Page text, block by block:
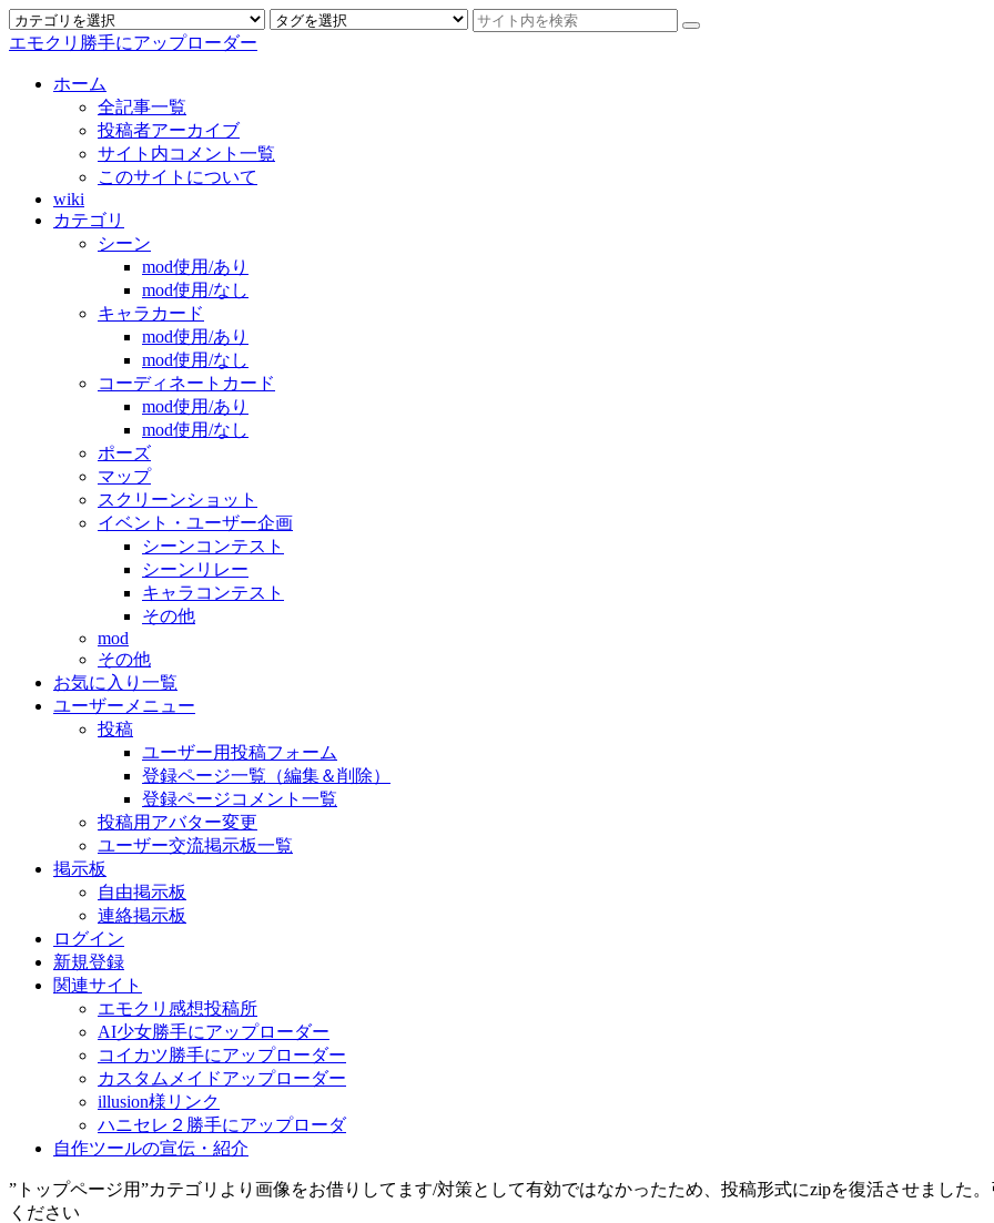
エモクリ勝手にアップローダー
ホーム
全記事一覧
投稿者アーカイブ
サイト内コメント一覧
このサイトについて
wiki
カテゴリ
シーン
mod使用/あり
mod使用/なし
キャラカード
mod使用/あり
mod使用/なし
コーディネートカード
mod使用/あり
mod使用/なし
ポーズ
マップ
スクリーンショット
イベント・ユーザー企画
シーンコンテスト
シーンリレー
キャラコンテスト
その他
mod
その他
お気に入り一覧
ユーザーメニュー
投稿
ユーザー用投稿フォーム
登録ページ一覧（編集＆削除）
登録ページコメント一覧
投稿用アバター変更
ユーザー交流掲示板一覧
掲示板
自由掲示板
連絡掲示板
ログイン
新規登録
関連サイト
エモクリ感想投稿所
AI少女勝手にアップローダー
コイカツ勝手にアップローダー
カスタムメイドアップローダー
illusion様リンク
ハニセレ２勝手にアップローダ
自作ツールの宣伝・紹介
”トップページ用”カテゴリより画像をお借りしてます/対策として有効ではなかったため、投稿形式にzipを復活させました
ください